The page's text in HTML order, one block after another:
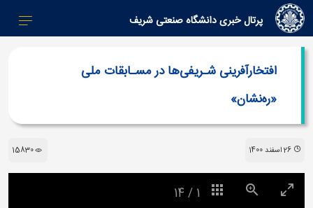
پرتال خبری دانشگاه صنعتی شریف
افتخار‌آفرینی شـریفی‌ها در مسـابقات ملی‌
«ره‌‌نشان»
26 اسفند 1400 15830
1
/
14